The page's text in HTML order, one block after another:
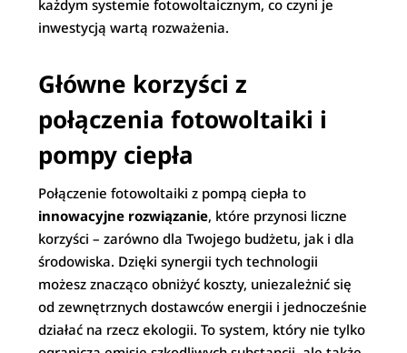
każdym systemie fotowoltaicznym, co czyni je
inwestycją wartą rozważenia.
Główne korzyści z
połączenia fotowoltaiki i
pompy ciepła
Połączenie fotowoltaiki z pompą ciepła to
innowacyjne rozwiązanie, które przynosi liczne
korzyści – zarówno dla Twojego budżetu, jak i dla
środowiska. Dzięki synergii tych technologii
możesz znacząco obniżyć koszty, uniezależnić się
od zewnętrznych dostawców energii i jednocześnie
działać na rzecz ekologii. To system, który nie tylko